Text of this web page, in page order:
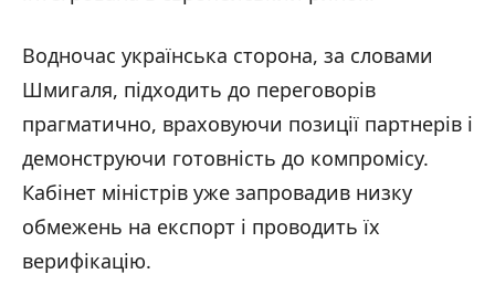
Водночас українська сторона, за словами
Шмигаля, підходить до переговорів
прагматично, враховуючи позиції партнерів і
демонструючи готовність до компромісу.
Кабінет міністрів уже запровадив низку
обмежень на експорт і проводить їх
верифікацію.